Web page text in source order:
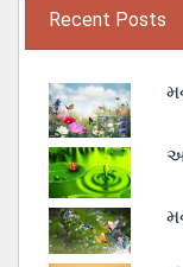
Recent Posts